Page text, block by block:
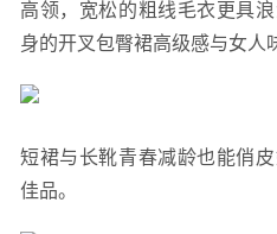
高领，宽松的粗线毛衣更具
身的开叉包臀裙高级感与女人
短裙与长靴青春减龄也能俏
佳品。